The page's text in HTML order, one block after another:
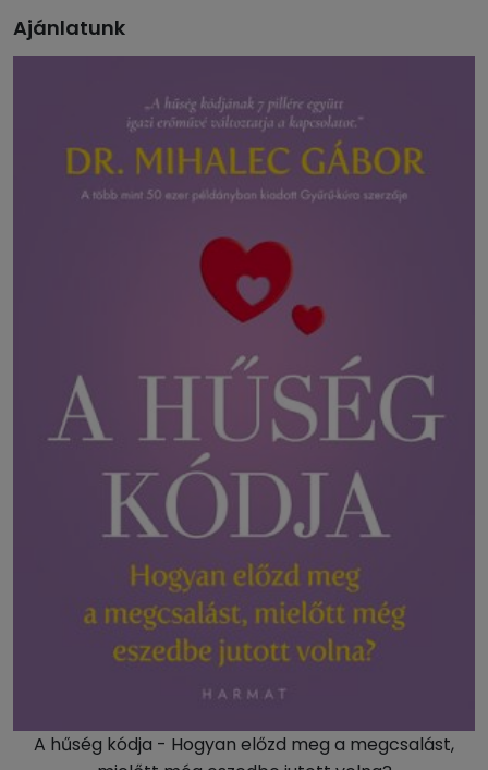
Ajánlatunk
A hűség kódja - Hogyan előzd meg a megcsalást,